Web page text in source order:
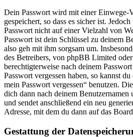
Dein Passwort wird mit einer Einwege-
gespeichert, so dass es sicher ist.
Passwort nicht auf einer Vielzahl von
Passwort ist dein Schlüssel zu deinem
also geh mit ihm sorgsam um.
des Betreibers, von phpBB Limited
berechtigterweise nach deinem
Passwort vergessen haben, so kannst
mein Passwort vergessen“ benutzen.
dich dann nach deinem
und sendet anschließend ein neu
Adresse, mit dem du dann auf das
Gestattung der